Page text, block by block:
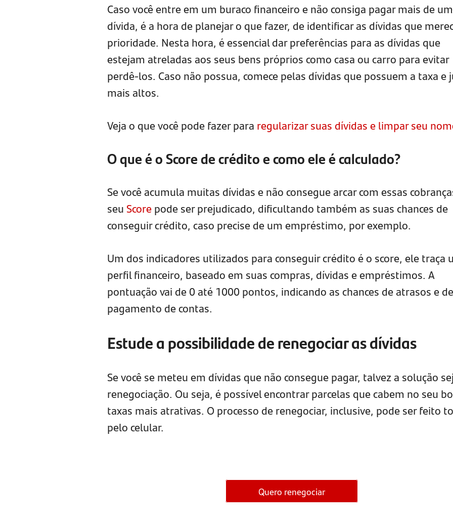
Caso você entre em um buraco financeiro e não consiga pagar mais de
dívida, é a hora de planejar o que fazer, de identificar as dívidas que
prioridade. Nesta hora, é essencial dar preferências para as dívidas que
estejam atreladas aos seus bens próprios como casa ou carro para evitar
perdê-los. Caso não possua, comece pelas dívidas que possuem a taxa e
mais altos.
Veja o que você pode fazer para regularizar suas dívidas e limpar seu
O que é o Score de crédito e como ele é calculado?
Se você acumula muitas dívidas e não consegue arcar com essas
seu Scorepode ser prejudicado, dificultando também as suas chances de
conseguir crédito, caso precise de um empréstimo, por exemplo.
Um dos indicadores utilizados para conseguir crédito é o score, ele traça
perfil financeiro, baseado em suas compras, dívidas e empréstimos. A
pontuação vai de 0 até 1000 pontos, indicando as chances de atrasos e
pagamento de contas.
Estude a possibilidade de renegociar as dívidas
Se você se meteu em dívidas que não consegue pagar, talvez a solução
renegociação. Ou seja, é possível encontrar parcelas que cabem no seu
taxas mais atrativas. O processo de renegociar, inclusive, pode ser feito
pelo celular.
Quero renegociar